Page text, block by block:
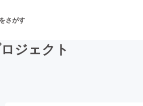
さがす
ジェクト